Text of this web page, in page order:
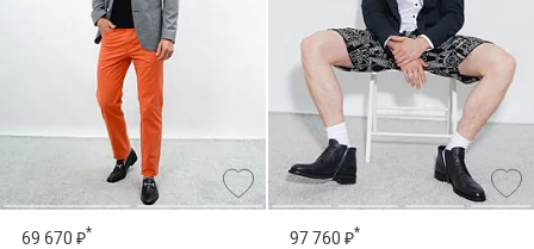
69 670 ₽* 97 760 ₽*